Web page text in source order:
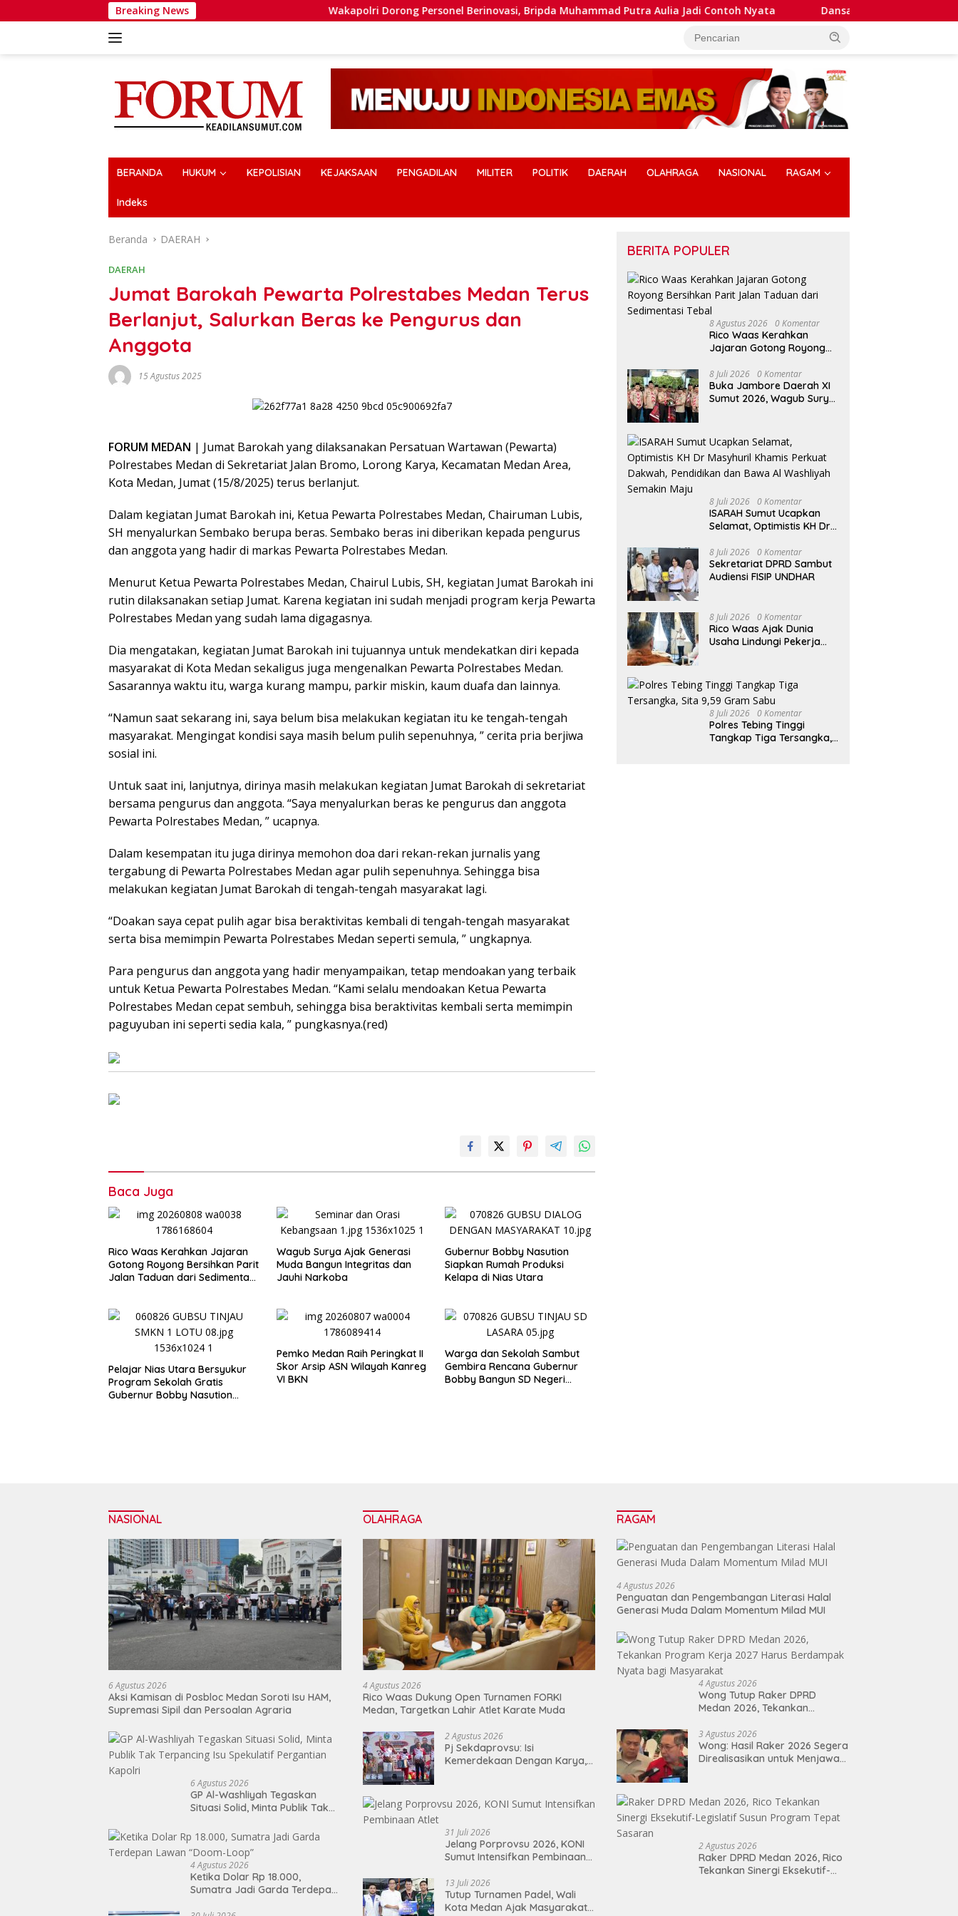
ke
Breaking News Wakapolri Dorong Personel Berinovasi, Bripda Muhammad Putra Aulia Jadi Contoh Nyata Dansatlat Brimob Korbrimob Buka
BERANDA HUKUM KEPOLISIAN KEJAKSAAN PENGADILAN MILITER POLITIK DAERAH OLAHRAGA NASIONAL RAGAM
Indeks
Beranda DAERAH
DAERAH
Jumat Barokah Pewarta Polrestabes Medan Terus
Berlanjut, Salurkan Beras ke Pengurus dan
Anggota
15 Agustus 2025
FORUM MEDAN | Jumat Barokah yang dilaksanakan Persatuan Wartawan (Pewarta)
Polrestabes Medan di Sekretariat Jalan Bromo, Lorong Karya, Kecamatan Medan Area,
Kota Medan, Jumat (15/8/2025) terus berlanjut.
Dalam kegiatan Jumat Barokah ini, Ketua Pewarta Polrestabes Medan, Chairuman Lubis,
SH menyalurkan Sembako berupa beras. Sembako beras ini diberikan kepada pengurus
dan anggota yang hadir di markas Pewarta Polrestabes Medan.
Menurut Ketua Pewarta Polrestabes Medan, Chairul Lubis, SH, kegiatan Jumat Barokah ini
rutin dilaksanakan setiap Jumat. Karena kegiatan ini sudah menjadi program kerja Pewarta
Polrestabes Medan yang sudah lama digagasnya.
Dia mengatakan, kegiatan Jumat Barokah ini tujuannya untuk mendekatkan diri kepada
masyarakat di Kota Medan sekaligus juga mengenalkan Pewarta Polrestabes Medan.
Sasarannya waktu itu, warga kurang mampu, parkir miskin, kaum duafa dan lainnya.
“Namun saat sekarang ini, saya belum bisa melakukan kegiatan itu ke tengah-tengah
masyarakat. Mengingat kondisi saya masih belum pulih sepenuhnya, ” cerita pria berjiwa
sosial ini.
Untuk saat ini, lanjutnya, dirinya masih melakukan kegiatan Jumat Barokah di sekretariat
bersama pengurus dan anggota. “Saya menyalurkan beras ke pengurus dan anggota
Pewarta Polrestabes Medan, ” ucapnya.
Dalam kesempatan itu juga dirinya memohon doa dari rekan-rekan jurnalis yang
tergabung di Pewarta Polrestabes Medan agar pulih sepenuhnya. Sehingga bisa
melakukan kegiatan Jumat Barokah di tengah-tengah masyarakat lagi.
“Doakan saya cepat pulih agar bisa beraktivitas kembali di tengah-tengah masyarakat
serta bisa memimpin Pewarta Polrestabes Medan seperti semula, ” ungkapnya.
Para pengurus dan anggota yang hadir menyampaikan, tetap mendoakan yang terbaik
untuk Ketua Pewarta Polrestabes Medan. “Kami selalu mendoakan Ketua Pewarta
Polrestabes Medan cepat sembuh, sehingga bisa beraktivitas kembali serta memimpin
paguyuban ini seperti sedia kala, ” pungkasnya.(red)
Baca Juga
Rico Waas Kerahkan Jajaran
Gotong Royong Bersihkan Parit
Jalan Taduan dari Sedimentasi
Wagub Surya Ajak Generasi
Muda Bangun Integritas dan
Jauhi Narkoba
Gubernur Bobby Nasution
Siapkan Rumah Produksi
Kelapa di Nias Utara
Pelajar Nias Utara Bersyukur
Program Sekolah Gratis
Gubernur Bobby Nasution
Pemko Medan Raih Peringkat II
Skor Arsip ASN Wilayah Kanreg
VI BKN
Warga dan Sekolah Sambut
Gembira Rencana Gubernur
Bobby Bangun SD Negeri
BERITA POPULER
8 Agustus 2026 0 Komentar
Rico Waas Kerahkan
Jajaran Gotong Royong
Taduan dari Sedimentasi
Tebal
8 Juli 2026 0 Komentar
Buka Jambore Daerah XI
Sumut 2026, Wagub Surya
Pembawa Solusi
8 Juli 2026 0 Komentar
ISARAH Sumut Ucapkan
Selamat, Optimistis KH Dr
Dakwah, Pendidikan dan
Bawa Al Washliyah
Semakin Maju
8 Juli 2026 0 Komentar
Sekretariat DPRD Sambut
Audiensi FISIP UNDHAR
8 Juli 2026 0 Komentar
Rico Waas Ajak Dunia
Usaha Lindungi Pekerja
8 Juli 2026 0 Komentar
Polres Tebing Tinggi
Tangkap Tiga Tersangka,
NASIONAL
6 Agustus 2026
Aksi Kamisan di Posbloc Medan Soroti Isu HAM,
Supremasi Sipil dan Persoalan Agraria
6 Agustus 2026
GP Al-Washliyah Tegaskan
Situasi Solid, Minta Publik Tak
Pergantian Kapolri
4 Agustus 2026
Ketika Dolar Rp 18.000,
Sumatra Jadi Garda Terdepan
OLAHRAGA
4 Agustus 2026
Rico Waas Dukung Open Turnamen FORKI
Medan, Targetkan Lahir Atlet Karate Muda
2 Agustus 2026
Pj Sekdaprovsu: Isi
Kemerdekaan Dengan Karya,
31 Juli 2026
Jelang Porprovsu 2026, KONI
Sumut Intensifkan Pembinaan
13 Juli 2026
Tutup Turnamen Padel, Wali
Kota Medan Ajak Masyarakat
RAGAM
4 Agustus 2026
Penguatan dan Pengembangan Literasi Halal
Generasi Muda Dalam Momentum Milad MUI
4 Agustus 2026
Wong Tutup Raker DPRD
Medan 2026, Tekankan
Berdampak Nyata bagi
Masyarakat
3 Agustus 2026
Wong: Hasil Raker 2026 Segera
Direalisasikan untuk Menjawab
2 Agustus 2026
Raker DPRD Medan 2026, Rico
Tekankan Sinergi Eksekutif-